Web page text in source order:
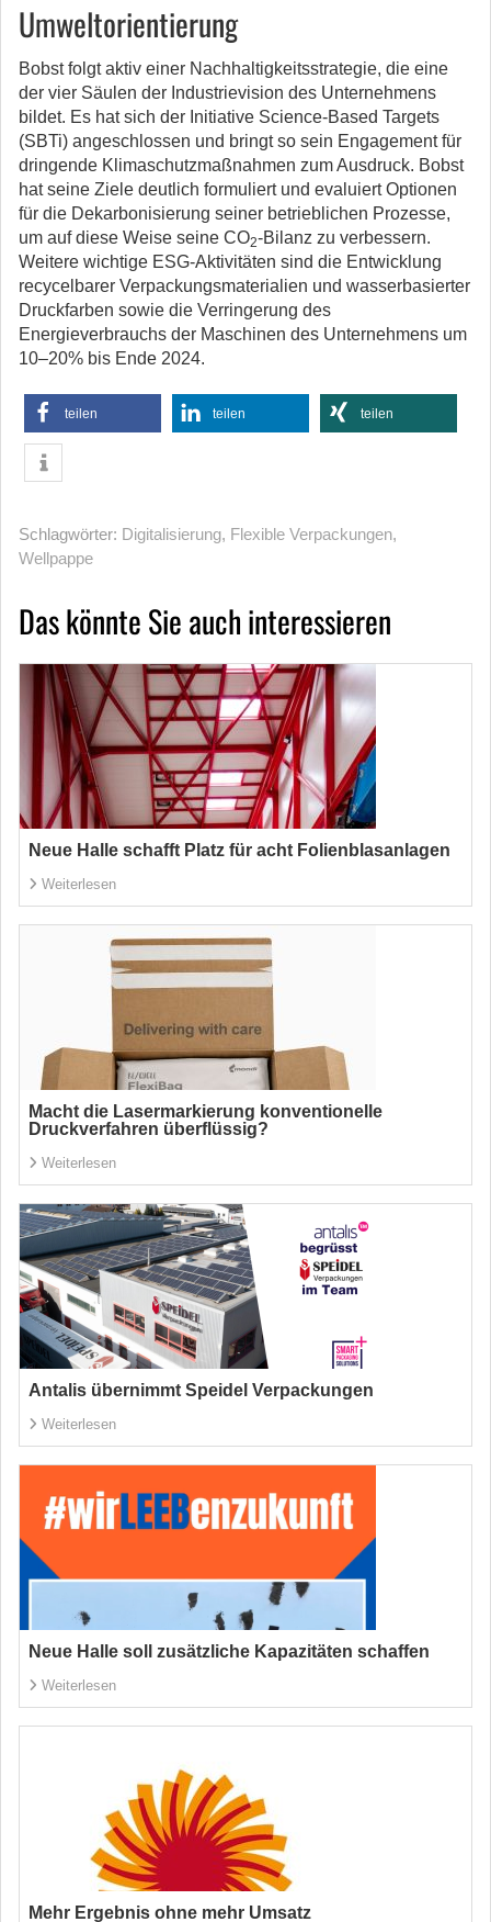
Umweltorientierung
Bobst folgt aktiv einer Nachhaltigkeitsstrategie, die eine
der vier Säulen der Industrievision des Unternehmens
bildet. Es hat sich der Initiative Science-Based Targets
(SBTi) angeschlossen und bringt so sein Engagement für
dringende Klimaschutzmaßnahmen zum Ausdruck. Bobst
hat seine Ziele deutlich formuliert und evaluiert Optionen
für die Dekarbonisierung seiner betrieblichen Prozesse,
um auf diese Weise seine CO2-Bilanz zu verbessern.
Weitere wichtige ESG-Aktivitäten sind die Entwicklung
recycelbarer Verpackungsmaterialien und wasserbasierter
Druckfarben sowie die Verringerung des
Energieverbrauchs der Maschinen des Unternehmens um
10–20% bis Ende 2024.
teilen teilen teilen
Schlagwörter: Digitalisierung, Flexible Verpackungen,
Wellpappe
Das könnte Sie auch interessieren
Neue Halle schafft Platz für acht Folienblasanlagen
Weiterlesen
Macht die Lasermarkierung konventionelle
Druckverfahren überflüssig?
Weiterlesen
Antalis übernimmt Speidel Verpackungen
Weiterlesen
Neue Halle soll zusätzliche Kapazitäten schaffen
Weiterlesen
Mehr Ergebnis ohne mehr Umsatz